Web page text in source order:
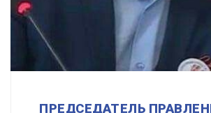
ПРЕДСЕДАТЕЛЬ